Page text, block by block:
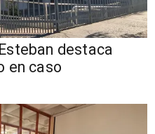
destaca
en caso